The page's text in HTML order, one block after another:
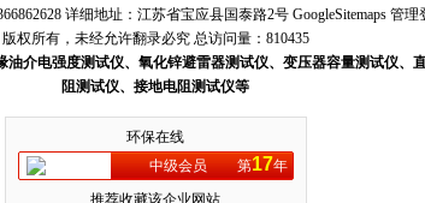
详细地址：江苏省宝应县国泰路2号 GoogleSitemaps 管理
版权所有，未经允许翻录必究 总访问量：810435
介电强度测试仪、氧化锌避雷器测试仪、变压器容量测试仪
阻测试仪、接地电阻测试仪等
环保在线
中级会员
第17年
推荐收藏该企业网站